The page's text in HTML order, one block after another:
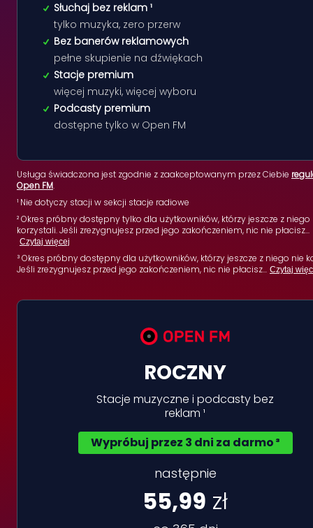
Słuchaj bez reklam ¹
tylko muzyka, zero przerw
Bez banerów reklamowych
pełne skupienie na dźwiękach
Stacje premium
więcej muzyki, więcej wyboru
Podcasty premium
dostępne tylko w Open FM
Usługa świadczona jest zgodnie z zaakceptowanym przez Ciebie
Open FM.
¹ Nie dotyczy stacji w sekcji stacje radiowe
² Okres próbny dostępny tylko dla użytkowników, którzy jeszcze z niego
korzystali. Jeśli zrezygnujesz przed jego zakończeniem, nic nie płacisz...
Czytaj więcej
³ Okres próbny dostępny dla użytkowników, którzy jeszcze z niego nie
Jeśli zrezygnujesz przed jego zakończeniem, nic nie płacisz... Czytaj
ROCZNY
Stacje muzyczne i podcasty bez
reklam ¹
Wypróbuj przez 3 dni za darmo ³
następnie
55,99 zł